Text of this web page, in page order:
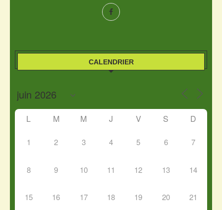
CALENDRIER
L M M J V S D
1 2 3 4 5 6 7
8 9 10 11 12 13 14
15 16 17 18 19 20 21